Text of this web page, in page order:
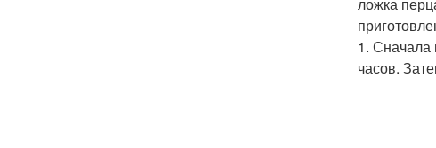
Фасоли
1. Сначала
часов.